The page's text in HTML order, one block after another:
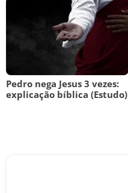
Pedro nega Jesus 3 vezes:
explicação bíblica (Estudo)